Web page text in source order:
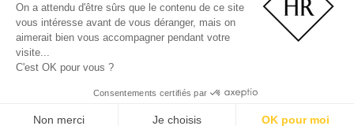
On a attendu d'être sûrs que le contenu de ce site
vous intéresse avant de vous déranger, mais on
aimerait bien vous accompagner pendant votre
visite...
C'est OK pour vous ?
Consentements certifiés par
Non merci Je choisis OK pour moi
Contact & Espace ePro
© 2022- Vins Richard - ByBig Youth